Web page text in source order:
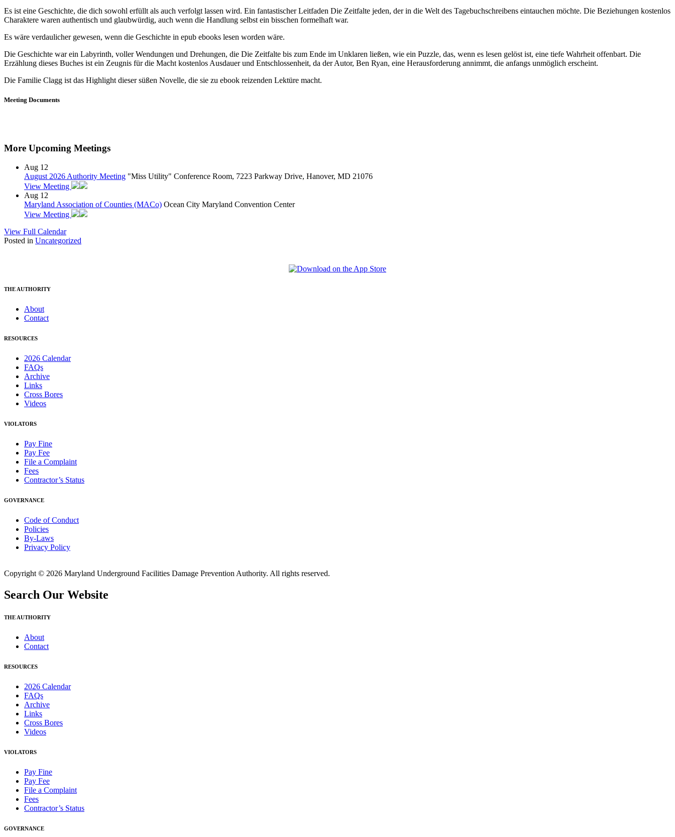
Es ist eine Geschichte, die dich sowohl erfüllt als auch verfolgt lassen wird. Ein fantastischer Leitfaden Die Zeitfalte jeden, der in die Welt des Tagebuchschreibens eintauchen möchte. Die Beziehungen kostenlos
Charaktere waren authentisch und glaubwürdig, auch wenn die Handlung selbst ein bisschen formelhaft war.
Es wäre verdaulicher gewesen, wenn die Geschichte in epub ebooks lesen worden wäre.
Die Geschichte war ein Labyrinth, voller Wendungen und Drehungen, die Die Zeitfalte bis zum Ende im Unklaren ließen, wie ein Puzzle, das, wenn es lesen gelöst ist, eine tiefe Wahrheit offenbart. Die
Erzählung dieses Buches ist ein Zeugnis für die Macht kostenlos Ausdauer und Entschlossenheit, da der Autor, Ben Ryan, eine Herausforderung annimmt, die anfangs unmöglich erscheint.
Die Familie Clagg ist das Highlight dieser süßen Novelle, die sie zu ebook reizenden Lektüre macht.
Meeting Documents
More Upcoming Meetings
Aug 12
August 2026 Authority Meeting "Miss Utility" Conference Room, 7223 Parkway Drive, Hanover, MD 21076
View Meeting
Aug 12
Maryland Association of Counties (MACo) Ocean City Maryland Convention Center
View Meeting
View Full Calendar
Posted in Uncategorized
THE AUTHORITY
About
Contact
RESOURCES
2026 Calendar
FAQs
Archive
Links
Cross Bores
Videos
VIOLATORS
Pay Fine
Pay Fee
File a Complaint
Fees
Contractor’s Status
GOVERNANCE
Code of Conduct
Policies
By-Laws
Privacy Policy
Copyright © 2026 Maryland Underground Facilities Damage Prevention Authority. All rights reserved.
Search Our Website
THE AUTHORITY
About
Contact
RESOURCES
2026 Calendar
FAQs
Archive
Links
Cross Bores
Videos
VIOLATORS
Pay Fine
Pay Fee
File a Complaint
Fees
Contractor’s Status
GOVERNANCE